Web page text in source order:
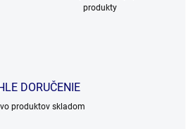
produkty
DORUČENIE
produktov skladom